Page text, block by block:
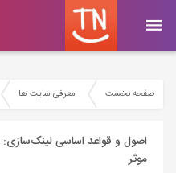
صفحه نخست معرفی سایت ها
اصول و قواعد اساسی لینک‌سازی:
موثر